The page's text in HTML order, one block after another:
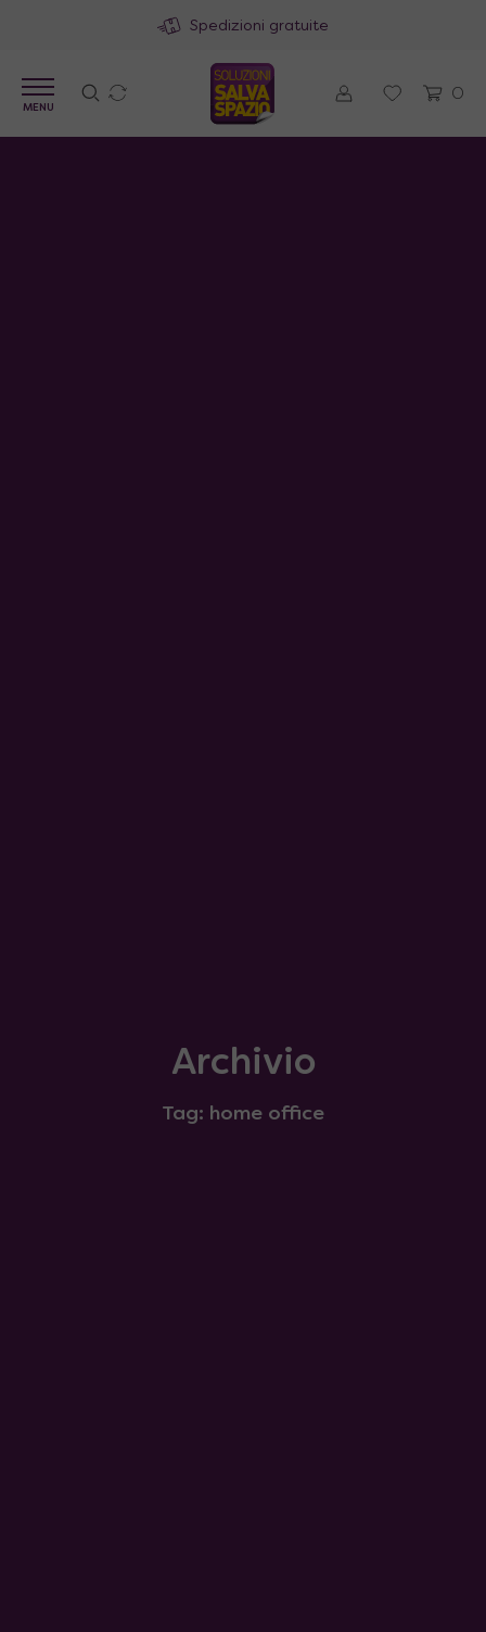
Spedizioni gratuite
0
MENU
Archivio
Tag: home office